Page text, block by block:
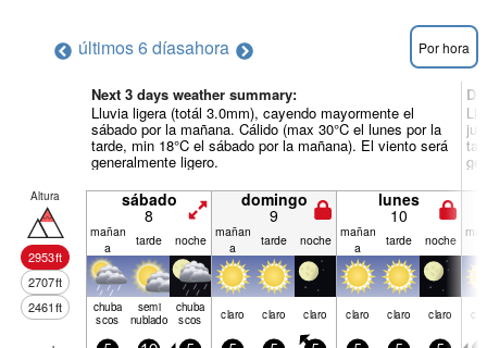
últimos 6 díasahora Por hora
Next 3 days weather summary:
Lluvia ligera (totál 3.0mm), cayendo mayormente el
sábado por la mañana. Cálido (max 30°C el lunes por la
tarde, min 18°C el sábado por la mañana). El viento será
generalmente ligero.
Altura
2953ft
2707ft
2461ft
sábado
8
domingo
9
lunes
10
mañan
a
tarde noche mañan
a
tarde noche mañan
a
tarde noche
chuba
scos
semi
nublado
chuba
scos claro claro claro claro claro claro